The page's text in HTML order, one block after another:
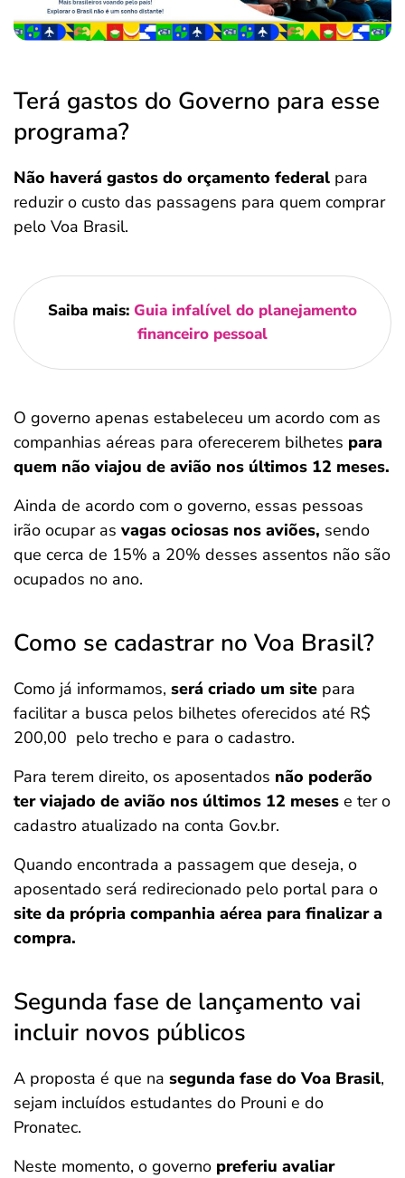
Terá gastos do Governo para esse
programa?
Não haverá gastos do orçamento federal para
reduzir o custo das passagens para quem comprar
pelo Voa Brasil.
Saiba mais: Guia infalível do planejamento
financeiro pessoal
O governo apenas estabeleceu um acordo com as
companhias aéreas para oferecerem bilhetes para
quem não viajou de avião nos últimos 12 meses.
Ainda de acordo com o governo, essas pessoas
irão ocupar as vagas ociosas nos aviões, sendo
que cerca de 15% a 20% desses assentos não são
ocupados no ano.
Como se cadastrar no Voa Brasil?
Como já informamos, será criado um site para
facilitar a busca pelos bilhetes oferecidos até R$
200,00 pelo trecho e para o cadastro.
Para terem direito, os aposentados não poderão
ter viajado de avião nos últimos 12 meses e ter o
cadastro atualizado na conta Gov.br.
Quando encontrada a passagem que deseja, o
aposentado será redirecionado pelo portal para o
site da própria companhia aérea para finalizar a
compra.
Segunda fase de lançamento vai
incluir novos públicos
A proposta é que na segunda fase do Voa Brasil,
sejam incluídos estudantes do Prouni e do
Pronatec.
Neste momento, o governo preferiu avaliar